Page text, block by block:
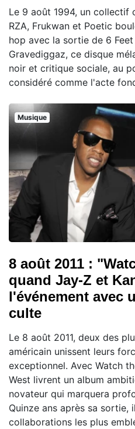
Le 9 août 1994, un collectif
RZA, Frukwan et Poetic
hop avec la sortie de 6
Gravediggaz, ce disque
noir et critique sociale, au
considéré comme l'acte
Musique
8 août 2011 :
quand Jay-Z et
l'événement avec
culte
Le 8 août 2011, deux des
américain unissent leurs
exceptionnel. Avec Watch
West livrent un album
novateur qui marquera
Quinze ans après sa sortie,
collaborations les plus